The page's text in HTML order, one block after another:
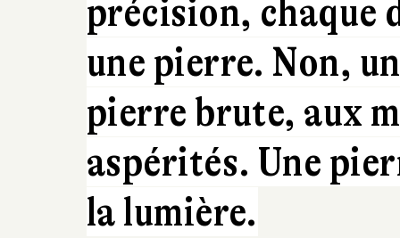
précision, chaque
une pierre. Non,
pierre brute, aux
aspérités. Une
la lumière.